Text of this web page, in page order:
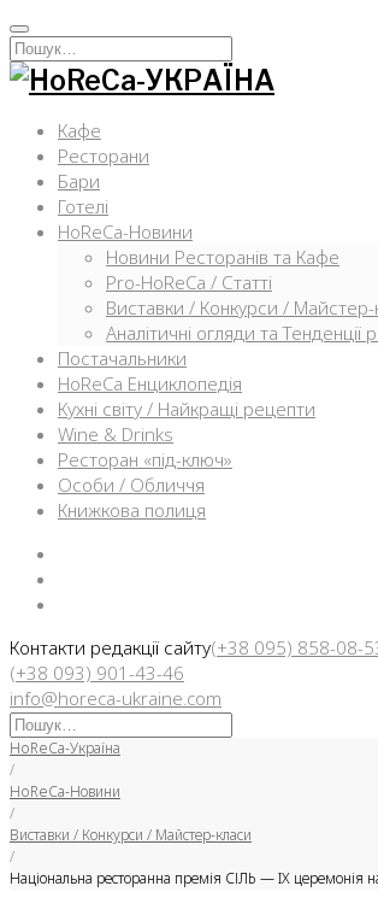
Перейти
к
содержимому
Искать:
Кафе
Ресторани
Бари
Готелі
HoReCa-Новини
Новини Ресторанів та Кафе
Pro-HoReCa / Статті
Виставки / Конкурси / Майстер-
Аналітичні огляди та Тенденції
Постачальники
HoReCa Енциклопедія
Кухні світу / Найкращі рецепти
Wine & Drinks
Ресторан «під-ключ»
Особи / Обличчя
Книжкова полиця
Контакти редакції сайту(+38 095) 858-08-
(+38 093) 901-43-46
info@horeca-ukraine.com
Искать:
HoReCa-Україна
/
HoReCa-Новини
/
Виставки / Конкурси / Майстер-класи
/
Національна ресторанна премія СІЛЬ — IX церемонія